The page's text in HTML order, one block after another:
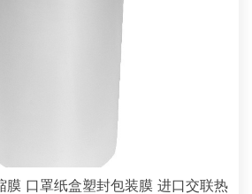
膜 口罩纸盒塑封包装膜 进口交联热